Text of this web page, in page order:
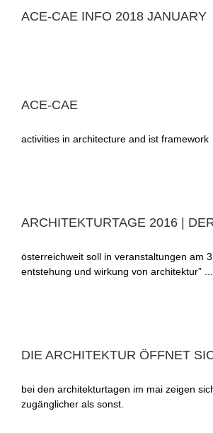
ACE-CAE INFO 2018 JANUARY
ACE-CAE
activities in architecture and ist
ARCHITEKTURTAGE 2016 |
österreichweit soll in veranstaltungen am
entstehung und wirkung von architektur” ...
DIE ARCHITEKTUR ÖFFNET
bei den architekturtagen im mai zeigen
zugänglicher als sonst.